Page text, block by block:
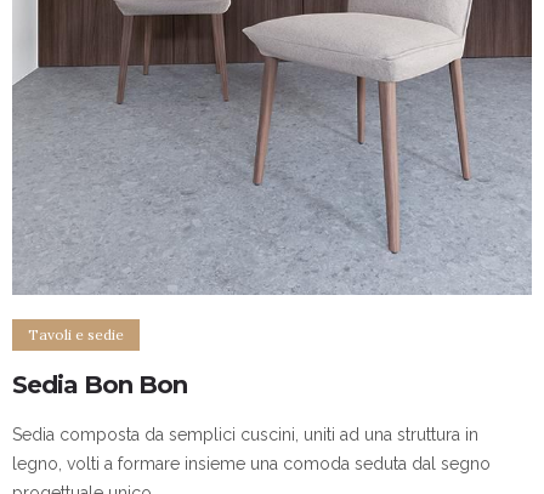
Tavoli e sedie
Sedia Bon Bon
Sedia composta da semplici cuscini, uniti ad una struttura in
legno, volti a formare insieme una comoda seduta dal segno